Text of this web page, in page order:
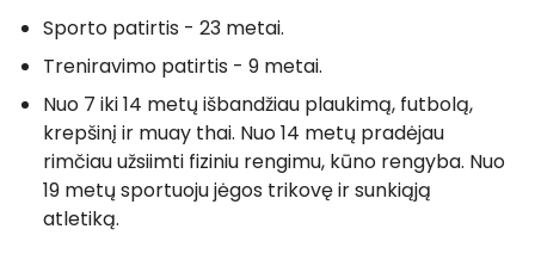
Sporto patirtis - 23 metai.
Treniravimo patirtis - 9 metai.
Nuo 7 iki 14 metų išbandžiau plaukimą, futbolą,
krepšinį ir muay thai. Nuo 14 metų pradėjau
rimčiau užsiimti fiziniu rengimu, kūno rengyba. Nuo
19 metų sportuoju jėgos trikovę ir sunkiąją
atletiką.